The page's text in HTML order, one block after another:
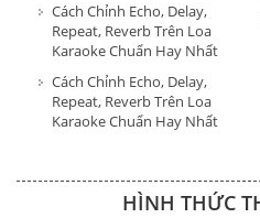
Cách Chỉnh Echo, Delay,
Repeat, Reverb Trên Loa
Karaoke Chuẩn Hay Nhất
Cách Chỉnh Echo, Delay,
Repeat, Reverb Trên Loa
Karaoke Chuẩn Hay Nhất
HÌNH THỨC